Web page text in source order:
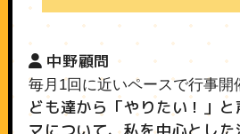
中野顧問
毎月1回に近いペースで行事開
ども達から「やりたい！」